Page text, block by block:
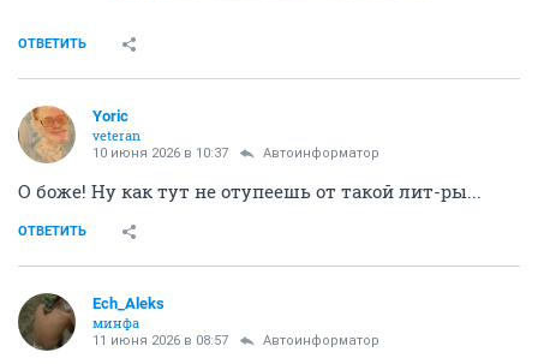
ОТВЕТИТЬ
Yoric
veteran
10 июня 2026 в 10:37 Автоинформатор
О боже! Ну как тут не отупеешь от такой лит-ры...
ОТВЕТИТЬ
Ech_Aleks
минфа
11 июня 2026 в 08:57 Автоинформатор